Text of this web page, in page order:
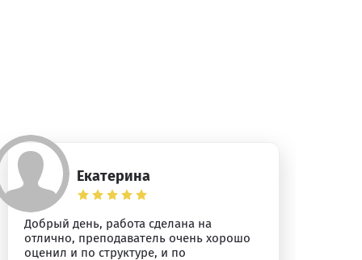
Екатерина
Добрый день, работа сделана на
отлично, преподаватель очень хорошо
оценил и по структуре, и по